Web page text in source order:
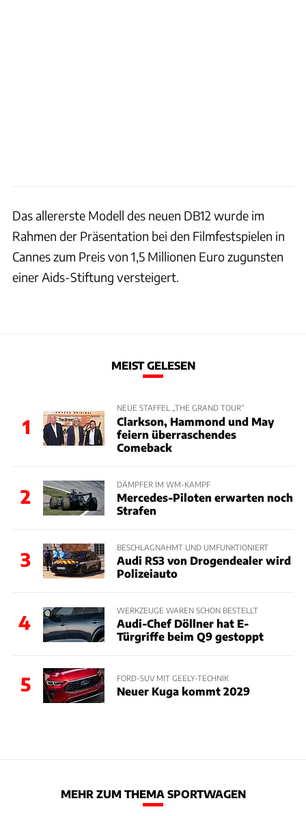
Das allererste Modell des neuen DB12 wurde im
Rahmen der Präsentation bei den Filmfestspielen in
Cannes zum Preis von 1,5 Millionen Euro zugunsten
einer Aids-Stiftung versteigert.
MEIST GELESEN
1
NEUE STAFFEL „THE GRAND TOUR“
Clarkson, Hammond und May
feiern überraschendes
Comeback
2
DÄMPFER IM WM-KAMPF
Mercedes-Piloten erwarten noch
Strafen
3
BESCHLAGNAHMT UND UMFUNKTIONIERT
Audi RS3 von Drogendealer wird
Polizeiauto
4
WERKZEUGE WAREN SCHON BESTELLT
Audi-Chef Döllner hat E-
Türgriffe beim Q9 gestoppt
5 FORD-SUV MIT GEELY-TECHNIK
Neuer Kuga kommt 2029
MEHR ZUM THEMA SPORTWAGEN